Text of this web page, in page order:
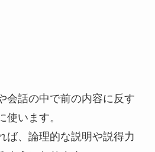
会話の中で前の内容に反す
使います。
ば、論理的な説明や説得力